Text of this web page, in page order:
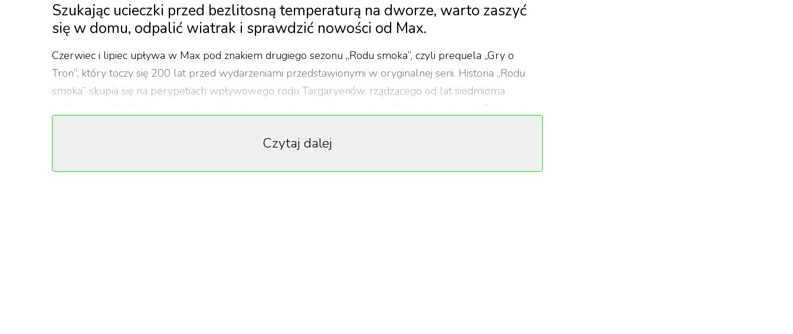
Szukając ucieczki przed bezlitosną temperaturą na dworze, warto zaszyć
się w domu, odpalić wiatrak i sprawdzić nowości od Max.
Czerwiec i lipiec upływa w Max pod znakiem drugiego sezonu „Rodu smoka”, czyli prequela „Gry o
Tron”, który toczy się 200 lat przed wydarzeniami przedstawionymi w oryginalnej serii. Historia „Rodu
smoka” skupia się na perypetiach wpływowego rodu Targaryenów, rządzącego od lat siedmioma
królestwami. Król Viserys nie doczekał się następcy tronu i teraz musi podjąć trudną decyzję. Dokonanie
początku brutalnej wojny domowej o sukcesję. Upadek rodu, znany później jako „taniec smoków”, wydaje
Czytaj dalej